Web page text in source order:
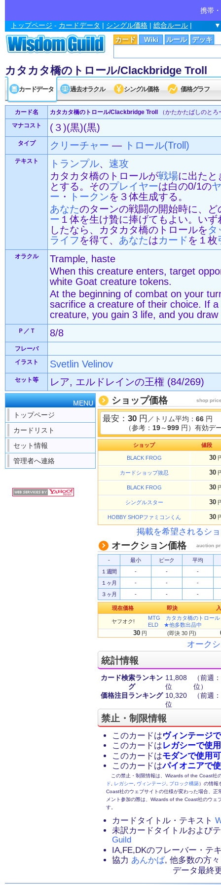
携帯
カード Wiki ルール デッキ
トップページ - カードデータ | シングル価格 | 総合ルール |
カタカタ橋のトロール/Clackbridge Troll
カードデータ 過去オラクル シングル価格 価格グラフ
カード名 カタカタ橋のトロール/Clackbridge Troll
（かたかたばしのとろ
マナコスト
(３)(黒)(黒)
タイプ クリーチャー — トロール(Troll)
テキスト トランプル、 速攻
カタカタ橋のトロールが戦場に出たと
とする。そのプレイヤーは白の0/1の
ー ・ トークンを３体生成する。
あなたのターンの戦闘の開始時に、ど
ー １体を生け贄に捧げてもよい。いず
したなら、カタカタ橋のトロールをタ
ライフを得て、 あなたはカードを１枚
オラクル
Trample, haste
When this creature enters, target
white Goat creature tokens.
At the beginning of combat on your
sacrifice a creature of their choice. If
creature, you gain 3 life, and you draw
Ｐ／Ｔ 8/8
フレーバ
イラスト
Svetlin Velinov
セット等 レア, エルドレインの王権 (84/269)
MENU
トップページ
カードリスト
セット情報
管理者へ連絡
ショップ価格 shop
最安： 30 円 ／トリム平均： 66 円
（参考： 19～999 円）有効デ
ショップ 値段
BLACK FROG 30
カードショップ抜忍 30
BLACK FROG 30
シングルスター 30
HOBBY SHOPファミコンくん 30
掲載を希望されるシ
オークション価格 auction
- 最小 ピーク
平均
１週間
- -
-
１ヶ月
- -
-
３ヶ月
- - -
現在価格 即決
ヤフオク!
MTG カタカタ橋のトロー
ELD ★他多数出品中
30 円 (即決 30 円)
オーク
統計情報
カード検索ランキン
グ
11,808
位
（前週
位）
価格注目ランキング 10,320
位
（前週
禁止・制限情報
このカードはヴィンテージ
このカードはレガシーで使
このカードはモダンで使用
このカードはパイオニアで
この禁止・制限情報は、Wizards of the Coast社
ド
レガシー ヴィンテージ ブロック構築）の情報
Coast社のウェブサイトの仕様が変わった場合、
メント参加の際は、Wizards of the Coast社のウェ
す。
カードタイトル・テキスト
未訳カードタイトルおよび
Guild
IA,FE,DKのフレーバー・テ
協力 あんかば, 他多数の方々
データ最終